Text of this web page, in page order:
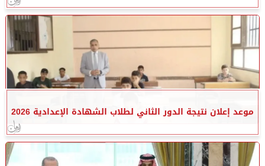
موعد إعلان نتيجة الدور الثاني لطلاب الشهادة الإعدادية 2026